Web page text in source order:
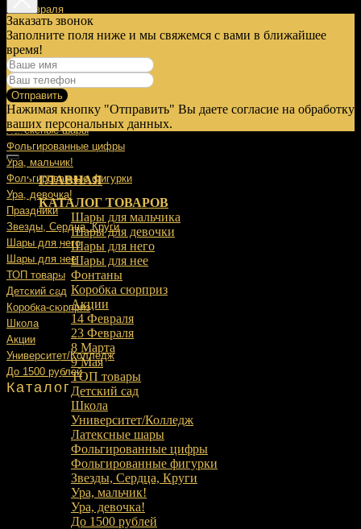
14 Февраля
23 Февраля
8 Марта
9 Мая
Выписка
Латексные шары
Фольгированные цифры
Ура, мальчик!
Фольгированные фигурки
Ура, девочка!
Праздники
Звезды, Сердца, Круги
Шары для него
Шары для нее
ТОП товары
Детский сад
Коробка-сюрприз
Школа
Акции
Университет/Колледж
До 1500 рублей
Каталог
Заказать звонок
Заполните поля ниже и мы свяжемся с вами в ближайшее
время!
Отправить
Нажимая кнопку "Отправить" Вы даете согласие на обработку
ваших персональных данных.
ГЛАВНАЯ
КАТАЛОГ ТОВАРОВ
Шары для мальчика
Шары для девочки
Шары для него
Шары для нее
Фонтаны
Коробка сюрприз
Акции
14 Февраля
23 Февраля
8 Марта
9 Мая
ТОП товары
Детский сад
Школа
Университет/Колледж
Латексные шары
Фольгированные цифры
Фольгированные фигурки
Звезды, Сердца, Круги
Ура, мальчик!
Ура, девочка!
До 1500 рублей